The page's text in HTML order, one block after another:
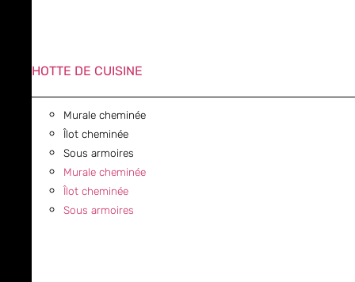
HOTTE DE CUISINE
Murale cheminée
Îlot cheminée
Sous armoires
Murale cheminée
Îlot cheminée
Sous armoires